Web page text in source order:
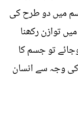
میں دو طرح کی
توازن رکھنا
تو جسم کا
وجہ سے انسان